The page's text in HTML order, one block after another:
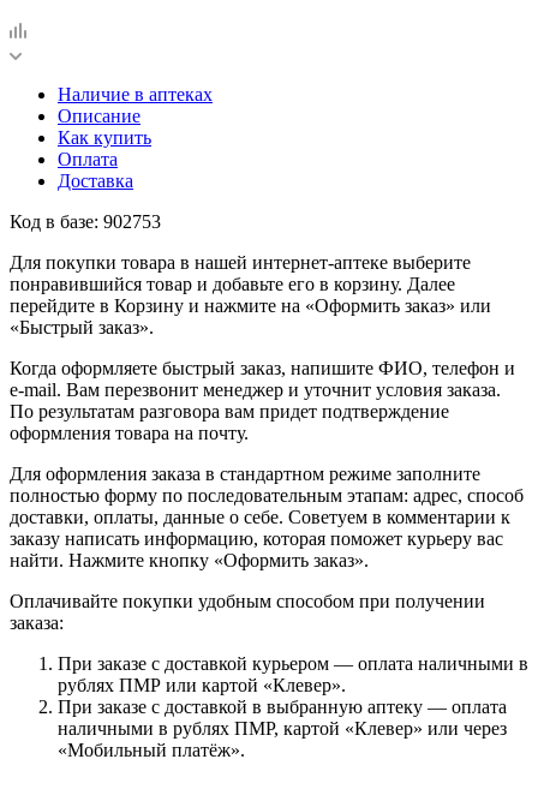
Наличие в аптеках
Описание
Как купить
Оплата
Доставка
Код в базе: 902753
Для покупки товара в нашей интернет-аптеке выберите
понравившийся товар и добавьте его в корзину. Далее
перейдите в Корзину и нажмите на «Оформить заказ» или
«Быстрый заказ».
Когда оформляете быстрый заказ, напишите ФИО, телефон и
e-mail. Вам перезвонит менеджер и уточнит условия заказа.
По результатам разговора вам придет подтверждение
оформления товара на почту.
Для оформления заказа в стандартном режиме заполните
полностью форму по последовательным этапам: адрес, способ
доставки, оплаты, данные о себе. Советуем в комментарии к
заказу написать информацию, которая поможет курьеру вас
найти. Нажмите кнопку «Оформить заказ».
Оплачивайте покупки удобным способом при получении
заказа:
При заказе с доставкой курьером — оплата наличными в
рублях ПМР или картой «Клевер».
При заказе с доставкой в выбранную аптеку — оплата
наличными в рублях ПМР, картой «Клевер» или через
«Мобильный платёж».